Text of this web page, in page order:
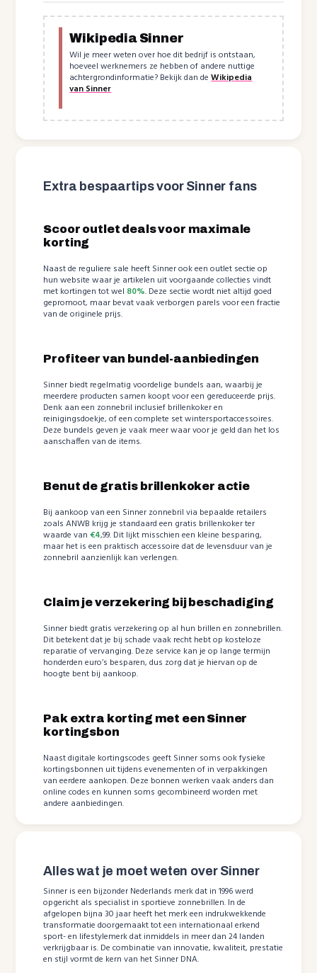
Wikipedia Sinner
Wil je meer weten over hoe dit bedrijf is ontstaan,
hoeveel werknemers ze hebben of andere nuttige
achtergrondinformatie? Bekijk dan deWikipedia
van Sinner
Extra bespaartips voor Sinner fans
Scoor outlet deals voor maximale
korting
Naast de reguliere sale heeft Sinner ook een outlet sectie op
hun website waar je artikelen uit voorgaande collecties vindt
met kortingen tot wel 80%. Deze sectie wordt niet altijd goed
gepromoot, maar bevat vaak verborgen parels voor een fractie
van de originele prijs.
Profiteer van bundel-aanbiedingen
Sinner biedt regelmatig voordelige bundels aan, waarbij je
meerdere producten samen koopt voor een gereduceerde prijs.
Denk aan een zonnebril inclusief brillenkoker en
reinigingsdoekje, of een complete set wintersportaccessoires.
Deze bundels geven je vaak meer waar voor je geld dan het los
aanschaffen van de items.
Benut de gratis brillenkoker actie
Bij aankoop van een Sinner zonnebril via bepaalde retailers
zoals ANWB krijg je standaard een gratis brillenkoker ter
waarde van€4,99. Dit lijkt misschien een kleine besparing,
maar het is een praktisch accessoire dat de levensduur van je
zonnebril aanzienlijk kan verlengen.
Claim je verzekering bij beschadiging
Sinner biedt gratis verzekering op al hun brillen en zonnebrillen.
Dit betekent dat je bij schade vaak recht hebt op kosteloze
reparatie of vervanging. Deze service kan je op lange termijn
honderden euro’s besparen, dus zorg dat je hiervan op de
hoogte bent bij aankoop.
Pak extra korting met een Sinner
kortingsbon
Naast digitale kortingscodes geeft Sinner soms ook fysieke
kortingsbonnen uit tijdens evenementen of in verpakkingen
van eerdere aankopen. Deze bonnen werken vaak anders dan
online codes en kunnen soms gecombineerd worden met
andere aanbiedingen.
Alles wat je moet weten over Sinner
Sinner is een bijzonder Nederlands merk dat in 1996 werd
opgericht als specialist in sportieve zonnebrillen. In de
afgelopen bijna 30 jaar heeft het merk een indrukwekkende
transformatie doorgemaakt tot een internationaal erkend
sport- en lifestylemerk dat inmiddels in meer dan 24 landen
verkrijgbaar is. De combinatie van innovatie, kwaliteit, prestatie
en stijl vormt de kern van het Sinner DNA.